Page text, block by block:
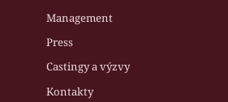
Management
Press
Castingy a výzvy
Kontakty